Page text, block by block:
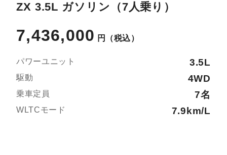
ZX 3.5L ガソリン（7人乗り）
7,436,000 円 （税込）
パワーユニット 3.5L
駆動 4WD
乗車定員 7名
WLTCモード 7.9km/L